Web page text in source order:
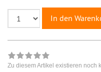
In den
Zu diesem Artikel existieren noch